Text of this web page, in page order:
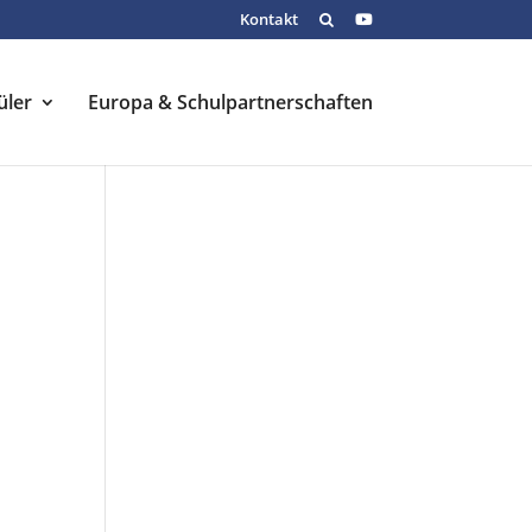
Kontakt
Europa & Schulpartnerschaften